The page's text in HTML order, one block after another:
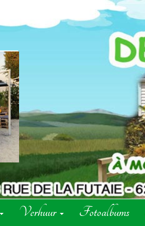
Verhuur Fotoalbums